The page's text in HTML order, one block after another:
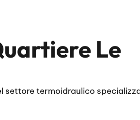
Le
settore termoidraulico